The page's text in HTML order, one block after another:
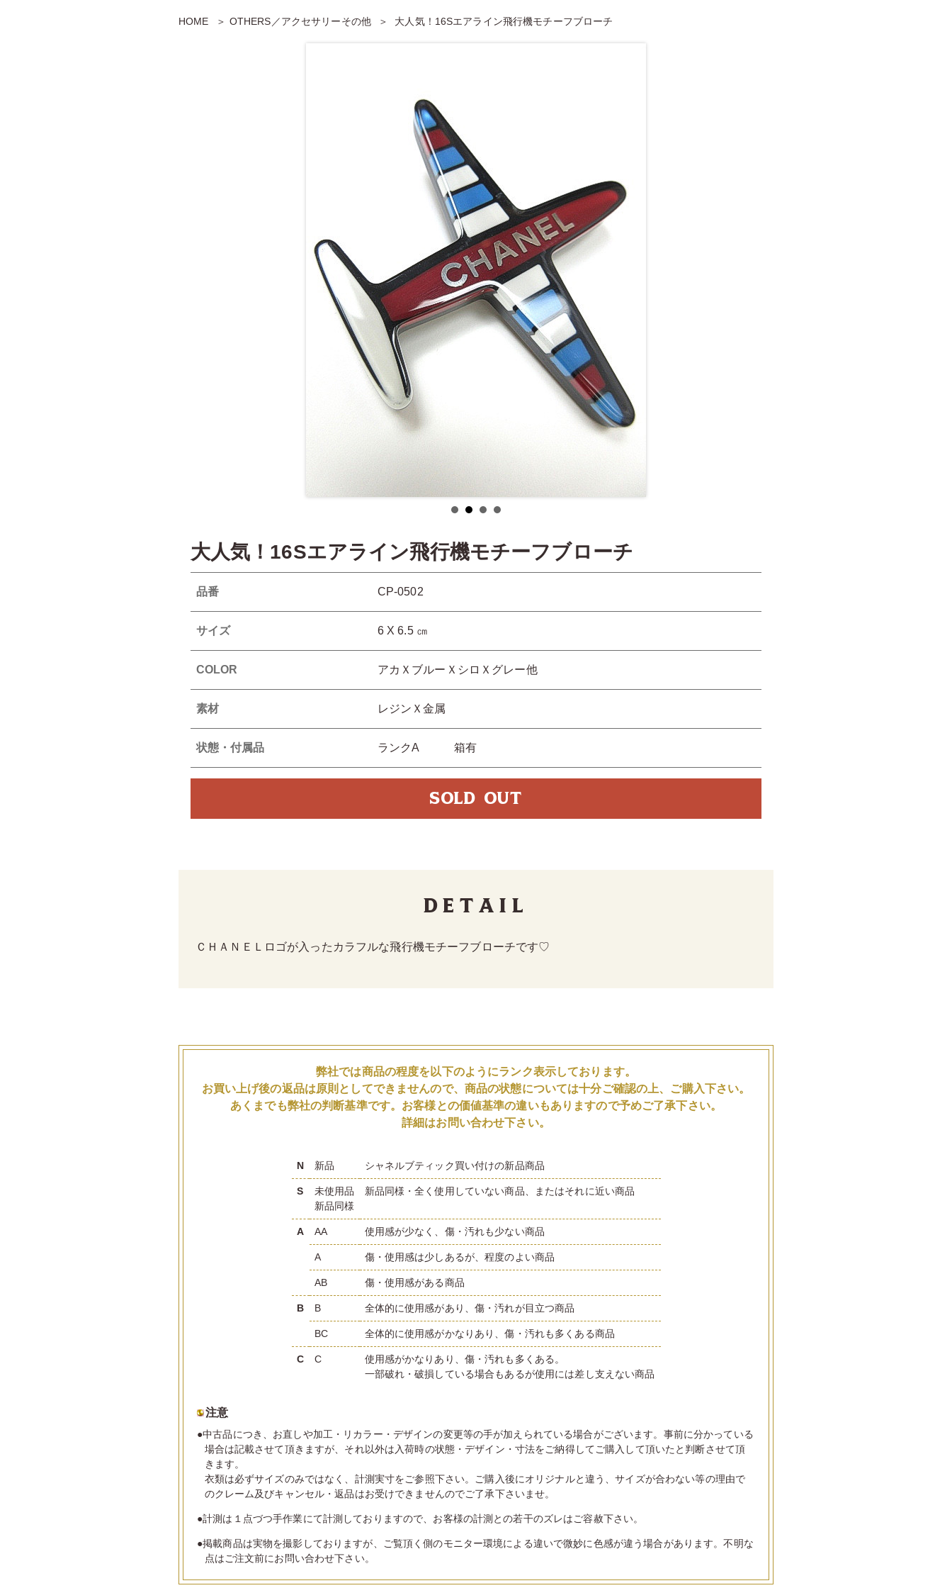
HOME OTHERS／アクセサリーその他 大人気！16Sエアライン飛行機モチーフブローチ
大人気！16Sエアライン飛行機モチーフブローチ
品番 CP-0502
サイズ 6 X 6.5 ㎝
COLOR アカＸブルーＸシロＸグレー他
素材 レジンＸ金属
状態・付属品 ランクA 箱有
SOLD OUT
Detail
ＣＨＡＮＥＬロゴが入ったカラフルな飛行機モチーフブローチです♡
弊社では商品の程度を以下のようにランク表示しております。
お買い上げ後の返品は原則としてできませんので、商品の状態については十分ご確認の上、ご購入下さい。
あくまでも弊社の判断基準です。お客様との価値基準の違いもありますので予めご了承下さい。
詳細はお問い合わせ下さい。
N 新品 シャネルブティック買い付けの新品商品
S
未使用品
新品同様
新品同様・全く使用していない商品、またはそれに近い商品
A AA 使用感が少なく、傷・汚れも少ない商品
A 傷・使用感は少しあるが、程度のよい商品
AB 傷・使用感がある商品
B B 全体的に使用感があり、傷・汚れが目立つ商品
BC 全体的に使用感がかなりあり、傷・汚れも多くある商品
C C
使用感がかなりあり、傷・汚れも多くある。
一部破れ・破損している場合もあるが使用には差し支えない商品
注意
●中古品につき、お直しや加工・リカラー・デザインの変更等の手が加えられている場合がございます。事前に分かっている
場合は記載させて頂きますが、それ以外は入荷時の状態・デザイン・寸法をご納得してご購入して頂いたと判断させて頂
きます。
衣類は必ずサイズのみではなく、計測実寸をご参照下さい。ご購入後にオリジナルと違う、サイズが合わない等の理由で
のクレーム及びキャンセル・返品はお受けできませんのでご了承下さいませ。
●計測は１点づつ手作業にて計測しておりますので、お客様の計測との若干のズレはご容赦下さい。
●掲載商品は実物を撮影しておりますが、ご覧頂く側のモニター環境による違いで微妙に色感が違う場合があります。不明な
点はご注文前にお問い合わせ下さい。